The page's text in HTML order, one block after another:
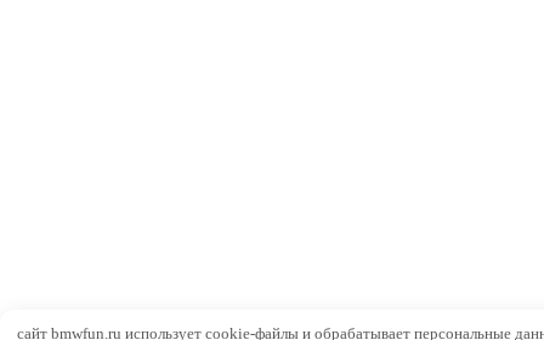
сайт bmwfun.ru использует cookie-файлы и обрабатывает персональные